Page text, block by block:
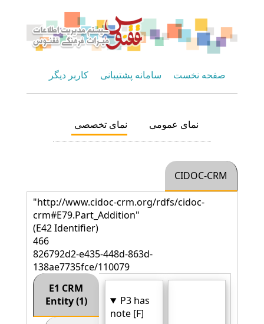
صفحه نخست سامانه پشتیبانی کاربر دیگر
نمای عمومی نمای تخصصی
CIDOC-CRM
"http://www.cidoc-crm.org/rdfs/cidoc-
crm#E79.Part_Addition"
(E42 Identifier)
466
826792d2-e435-448d-863d-
138ae7735fce/110079
E1 CRM
Entity (1)
P3 has
note [F]